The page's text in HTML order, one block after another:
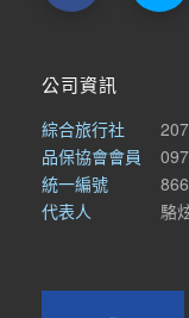
公司資訊
綜合旅行社
品保協會會員
統一編號
代表人
駱